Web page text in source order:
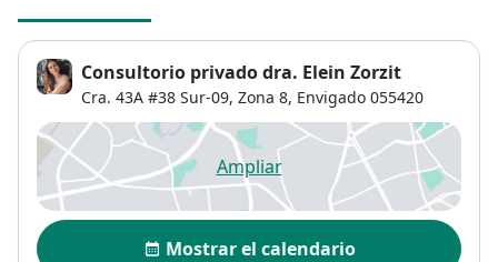
Consultorio privado dra. Elein Zorzit
Cra. 43A #38 Sur-09, Zona 8, Envigado 055420
Ampliarse abre en una nueva
Disponibilidad
Mostrar el calendario